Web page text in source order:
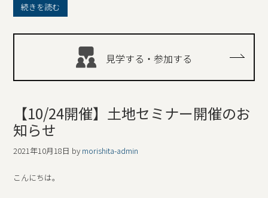
続きを読む
見学する・参加する
【10/24開催】土地セミナー開催のお
知らせ
2021年10月18日 by morishita-admin
こんにちは。